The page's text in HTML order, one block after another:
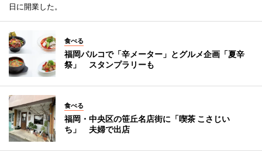
日に開業した。
食べる
福岡パルコで「辛メーター」とグルメ企画「夏辛
祭」 スタンプラリーも
食べる
福岡・中央区の笹丘名店街に「喫茶 こさじい
ち」 夫婦で出店